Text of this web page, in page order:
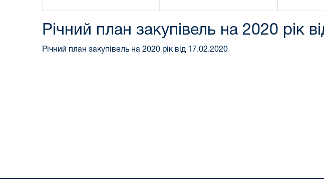
Річний план закупівель на 2020 рік
Річний план закупівель на 2020 рік від 17.02.2020